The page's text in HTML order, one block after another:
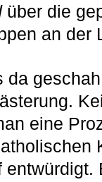
über die
an der
da
eine
entwürdigt.